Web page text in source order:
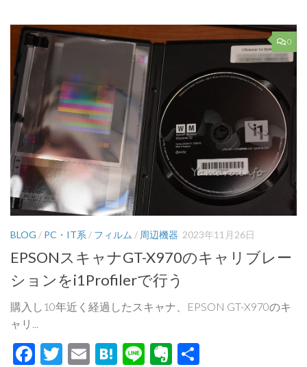
0
BLOG / PC・IT系 / フィルム / 周辺機器 2023年11月26日
EPSONスキャナGT-X970のキャリブレー
ションをi1Profilerで行う
購入し10年近く経過したスキャナ、EPSON GT-X970のキ
ャリ...
Facebook
Twitter
EmailHatena
LineEvernote